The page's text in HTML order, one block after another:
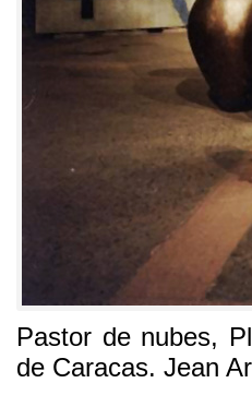
Pastor de nubes,
de Caracas. Jean